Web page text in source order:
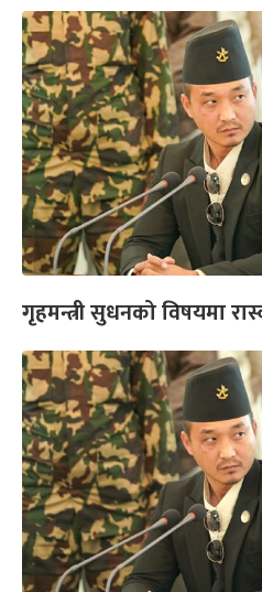
गृहमन्त्री सुधनको विषयमा